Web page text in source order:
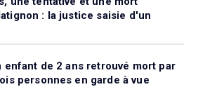
: la justice saisie d'un
enfant de 2 ans retrouvé mort par
personnes en garde à vue